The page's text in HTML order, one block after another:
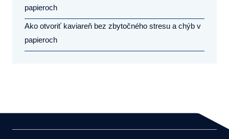
papieroch
Ako otvoriť kaviareň bez zbytočného stresu a chýb v
papieroch